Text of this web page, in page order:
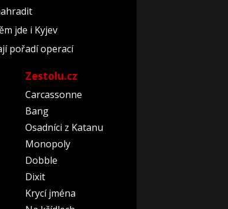
jde i Kyjev
pořadí operací
Zestolu.cz
Carcassonne
Bang
Osadníci z Katanu
Monopoly
Dobble
Dixit
Krycí jména